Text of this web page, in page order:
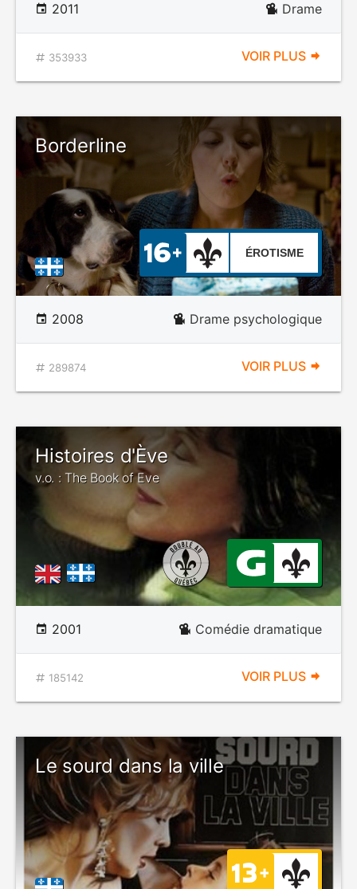
2011 Drame
353933 VOIR PLUS
Borderline
ÉROTISME
2008 Drame psychologique
289874 VOIR PLUS
Histoires d'Ève
v.o. : The Book of Eve
2001 Comédie dramatique
185142 VOIR PLUS
Le sourd dans la ville